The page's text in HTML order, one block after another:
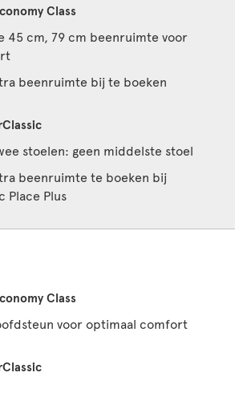
45 cm, 79 cm beenruimte voor
beenruimte bij te boeken
stoelen: geen middelste stoel
beenruimte te boeken bij
Place Plus
voor optimaal comfort